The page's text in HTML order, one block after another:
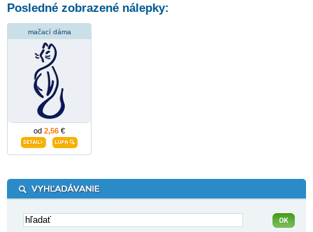
Posledné zobrazené nálepky:
mačací dáma
od 2,56 €